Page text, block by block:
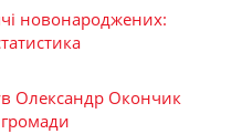
новонароджених:
Олександр Окончик
громади